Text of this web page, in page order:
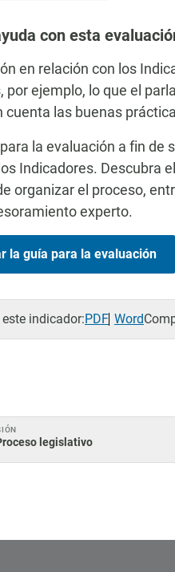
con esta
en relación con los
por ejemplo, lo que el
cuenta las buenas
la evaluación a fin de
Indicadores. Descubra
organizar el proceso,
experto.
la guía para la evaluación
indicador:PDF Word
legislativo